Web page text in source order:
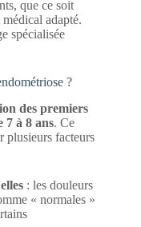
que ce soit
adapté.
spécialisée
?
des premiers
7 à 8 ans. Ce
plusieurs facteurs
: les douleurs
« normales »